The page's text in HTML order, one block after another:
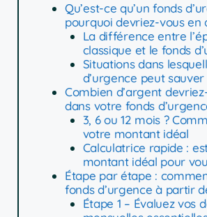
Qu’est-ce qu’un fonds
pourquoi devriez-vous en
La différence entre
classique et le fonds
Situations dans
d’urgence peut
Combien d’argent
dans votre fonds
3, 6 ou 12 mois ?
votre montant idéal
Calculatrice rapide :
montant idéal pour
Étape par étape :
fonds d’urgence à partir
Étape 1 – Évaluez vos